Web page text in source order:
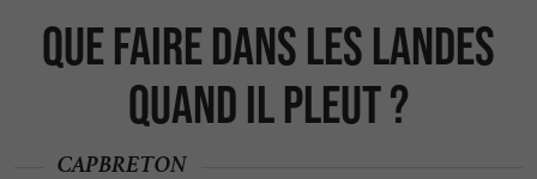
Que faire dans les Landes
quand il pleut ?
CAPBRETON